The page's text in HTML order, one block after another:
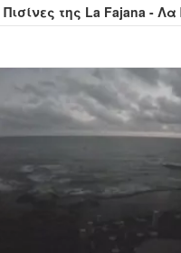
της La Fajana -